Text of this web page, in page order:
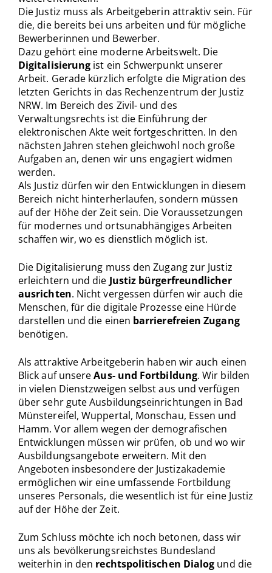
Die Justiz muss als Arbeitgeberin attraktiv sein. Für
die, die bereits bei uns arbeiten und für mögliche
Bewerberinnen und Bewerber.
Dazu gehört eine moderne Arbeitswelt. Die
Digitalisierung ist ein Schwerpunkt unserer
Arbeit. Gerade kürzlich erfolgte die Migration des
letzten Gerichts in das Rechenzentrum der Justiz
NRW. Im Bereich des Zivil- und des
Verwaltungsrechts ist die Einführung der
elektronischen Akte weit fortgeschritten. In den
nächsten Jahren stehen gleichwohl noch große
Aufgaben an, denen wir uns engagiert widmen
werden.
Als Justiz dürfen wir den Entwicklungen in diesem
Bereich nicht hinterherlaufen, sondern müssen
auf der Höhe der Zeit sein. Die Voraussetzungen
für modernes und ortsunabhängiges Arbeiten
schaffen wir, wo es dienstlich möglich ist.
Die Digitalisierung muss den Zugang zur Justiz
erleichtern und die Justiz bürgerfreundlicher
ausrichten. Nicht vergessen dürfen wir auch die
Menschen, für die digitale Prozesse eine Hürde
darstellen und die einen barrierefreien Zugang
benötigen.
Als attraktive Arbeitgeberin haben wir auch einen
Blick auf unsereAus- und Fortbildung. Wir bilden
in vielen Dienstzweigen selbst aus und verfügen
über sehr gute Ausbildungseinrichtungen in Bad
Münstereifel, Wuppertal, Monschau, Essen und
Hamm. Vor allem wegen der demografischen
Entwicklungen müssen wir prüfen, ob und wo wir
Ausbildungsangebote erweitern. Mit den
Angeboten insbesondere der Justizakademie
ermöglichen wir eine umfassende Fortbildung
unseres Personals, die wesentlich ist für eine Justiz
auf der Höhe der Zeit.
Zum Schluss möchte ich noch betonen, dass wir
uns als bevölkerungsreichstes Bundesland
weiterhin in den rechtspolitischen Dialog und die